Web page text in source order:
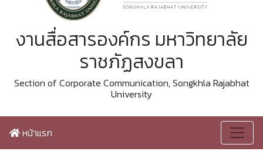
งานสื่อสารองค์กร มหาวิทยาลัย
ราชภัฏสงขลา
Section of Corporate Communication, Songkhla Rajabhat
University
หน้าแรก